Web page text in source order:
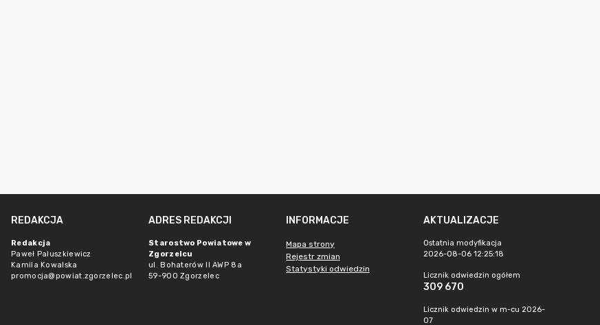
REDAKCJA
Redakcja
Paweł Paluszkiewicz
Kamila Kowalska
promocja@powiat.zgorzelec.pl
ADRES REDAKCJI
Starostwo Powiatowe w
Zgorzelcu
ul. Bohaterów II AWP 8a
59-900 Zgorzelec
INFORMACJE
Mapa strony
Rejestr zmian
Statystyki odwiedzin
AKTUALIZACJE
Ostatnia modyfikacja
2026-08-06 12:25:18
Licznik odwiedzin ogółem
309 670
Licznik odwiedzin w m-cu 2026-
07